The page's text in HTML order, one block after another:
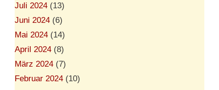
Juli 2024 (13)
Juni 2024 (6)
Mai 2024 (14)
April 2024 (8)
März 2024 (7)
Februar 2024 (10)